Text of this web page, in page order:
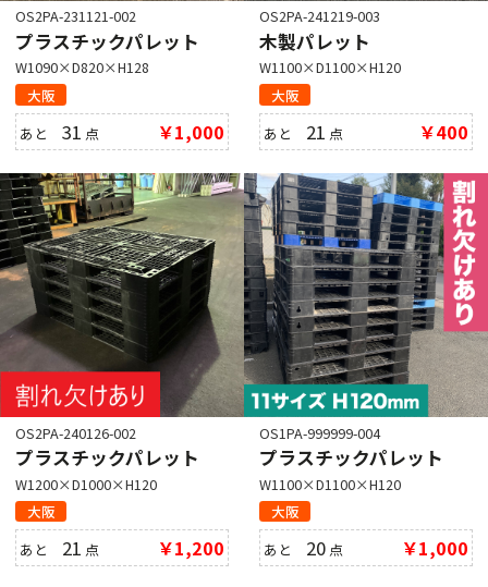
OS2PA-231121-002
プラスチックパレット
W1090×D820×H128
大阪
あと31 点 ￥1,000
OS2PA-241219-003
木製パレット
W1100×D1100×H120
大阪
あと 21 点 ￥400
OS2PA-240126-002
プラスチックパレット
W1200×D1000×H120
大阪
あと 21 点 ￥1,200
OS1PA-999999-004
プラスチックパレット
W1100×D1100×H120
大阪
あと 20 点 ￥1,000